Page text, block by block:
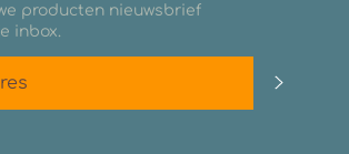
producten nieuwsbrief
inbox.